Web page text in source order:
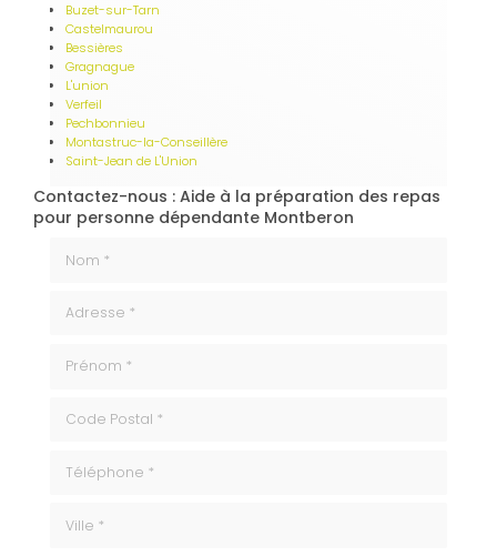
Buzet-sur-Tarn
Castelmaurou
Bessières
Gragnague
L'union
Verfeil
Pechbonnieu
Montastruc-la-Conseillère
Saint-Jean de L'Union
Contactez-nous : Aide à la préparation des repas
pour personne dépendante Montberon